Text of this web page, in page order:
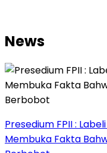
News
Presedium FPII :
Membuka Fakta